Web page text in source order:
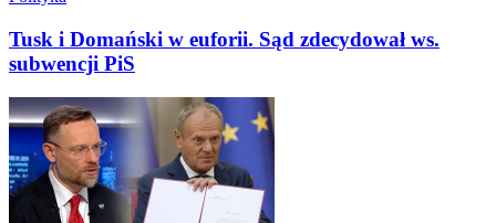
Tusk i Domański w euforii. Sąd zdecydował ws.
subwencji PiS